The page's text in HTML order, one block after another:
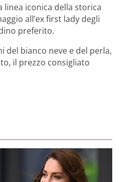
linea iconica della storica
all’ex first lady degli
preferito.
del bianco neve e del perla,
il prezzo consigliato